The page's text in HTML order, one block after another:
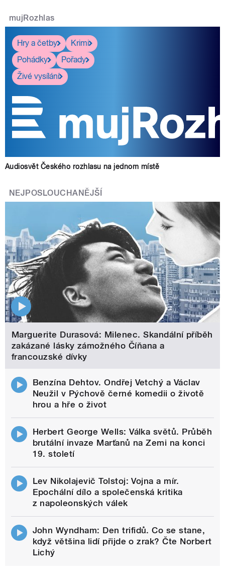
mujRozhlas
Hry a četby
Krimi
Pohádky
Pořady
Živé vysílání
Audiosvět Českého rozhlasu na jednom místě
NEJPOSLOUCHANĚJŠÍ
Marguerite Durasová: Milenec. Skandální příběh
zakázané lásky zámožného Číňana a
francouzské dívky
Benzína Dehtov. Ondřej Vetchý a Václav
Neužil v Pýchově černé komedii o životě
hrou a hře o život
Herbert George Wells: Válka světů. Průběh
brutální invaze Marťanů na Zemi na konci
19. století
Lev Nikolajevič Tolstoj: Vojna a mír.
Epochální dílo a společenská kritika
z napoleonských válek
John Wyndham: Den trifidů. Co se stane,
když většina lidí přijde o zrak? Čte Norbert
Lichý